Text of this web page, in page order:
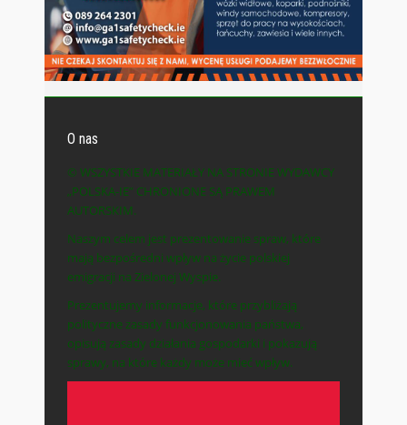
O nas
© WSZYSTKIE MATERIAŁY NA STRONIE WYDAWCY
„POLSKA-IE” CHRONIONE SĄ PRAWEM
AUTORSKIM.
Naszym celem jest prezentowanie spraw, które
mają bezpośredni wpływ na życie polskiej
emigracji na Zielonej Wyspie.
Prezentujemy informacje, które przybliżają
polityczne zasady funkcjonowania państwa,
opisują zasady działania gospodarki i pokazują
sprawy, na które każdy może mieć wpływ.